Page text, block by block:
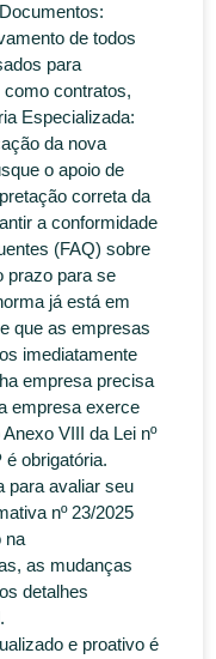
de todos
​​para
contratos,
Especializada:
da nova
o apoio de
correta da
a conformidade
(FAQ) sobre
prazo para se
já está em
que as empresas
imediatamente
empresa precisa
empresa exerce
VIII da Lei nº
obrigatória.
para avaliar seu
nº 23/2025
na
as mudanças
detalhes
e proativo é